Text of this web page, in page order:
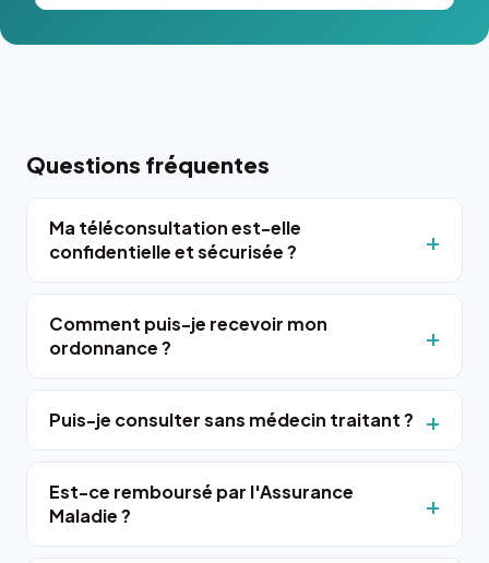
Questions fréquentes
Ma téléconsultation est-elle
confidentielle et sécurisée ?
Comment puis-je recevoir mon
ordonnance ?
Puis-je consulter sans médecin traitant ?
Est-ce remboursé par l'Assurance
Maladie ?